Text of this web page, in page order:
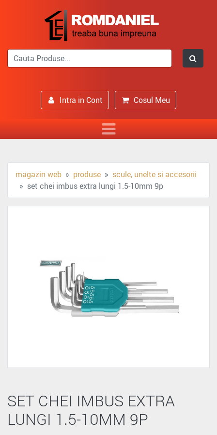
Intra in Cont Cosul Meu
magazin web produse
scule, unelte si accesorii
set chei imbus extra lungi 1.5-10mm 9p
SET CHEI IMBUS EXTRA
LUNGI 1.5-10MM 9P